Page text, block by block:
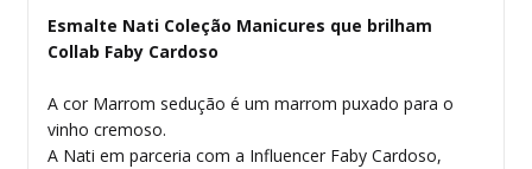
Esmalte Nati Coleção Manicures que brilham
Collab Faby Cardoso
A cor Marrom sedução é um marrom puxado para o
vinho cremoso.
A Nati em parceria com a Influencer Faby Cardoso,